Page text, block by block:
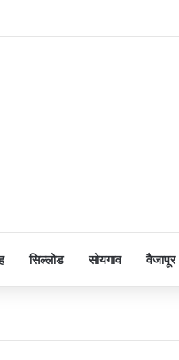
सिल्लोड सोयगाव वैजापूर